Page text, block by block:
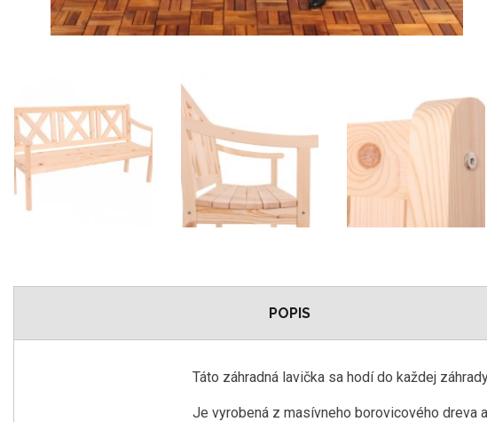
POPIS
Táto záhradná lavička sa hodí do každej
Je vyrobená z masívneho borovicového dreva